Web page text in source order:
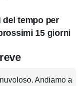
del tempo per
15 giorni
Andiamo a